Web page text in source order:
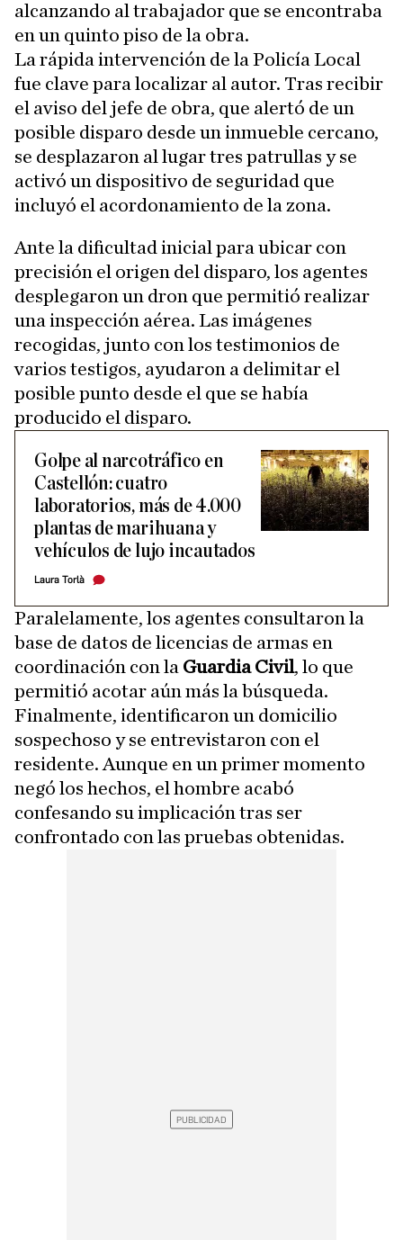
alcanzando al trabajador que se encontraba
en un quinto piso de la obra.
La rápida intervención de la Policía Local
fue clave para localizar al autor. Tras recibir
el aviso del jefe de obra, que alertó de un
posible disparo desde un inmueble cercano,
se desplazaron al lugar tres patrullas y se
activó un dispositivo de seguridad que
incluyó el acordonamiento de la zona.
Ante la dificultad inicial para ubicar con
precisión el origen del disparo, los agentes
desplegaron un dron que permitió realizar
una inspección aérea. Las imágenes
recogidas, junto con los testimonios de
varios testigos, ayudaron a delimitar el
posible punto desde el que se había
producido el disparo.
Golpe al narcotráfico en
Castellón: cuatro
laboratorios, más de 4.000
plantas de marihuana y
vehículos de lujo incautados
Laura Torlà
Paralelamente, los agentes consultaron la
base de datos de licencias de armas en
coordinación con la Guardia Civil, lo que
permitió acotar aún más la búsqueda.
Finalmente, identificaron un domicilio
sospechoso y se entrevistaron con el
residente. Aunque en un primer momento
negó los hechos, el hombre acabó
confesando su implicación tras ser
confrontado con las pruebas obtenidas.